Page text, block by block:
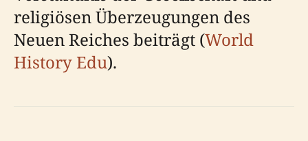
religiösen Überzeugungen des
Neuen Reiches beiträgt (World
History Edu).